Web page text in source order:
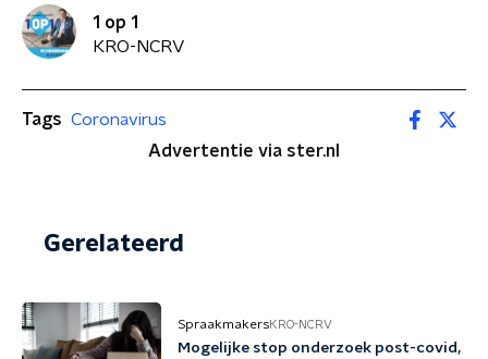
1 op 1
KRO-NCRV
Tags Coronavirus
Advertentie via ster.nl
Gerelateerd
SpraakmakersKRO-NCRV
Mogelijke stop onderzoek post-covid,